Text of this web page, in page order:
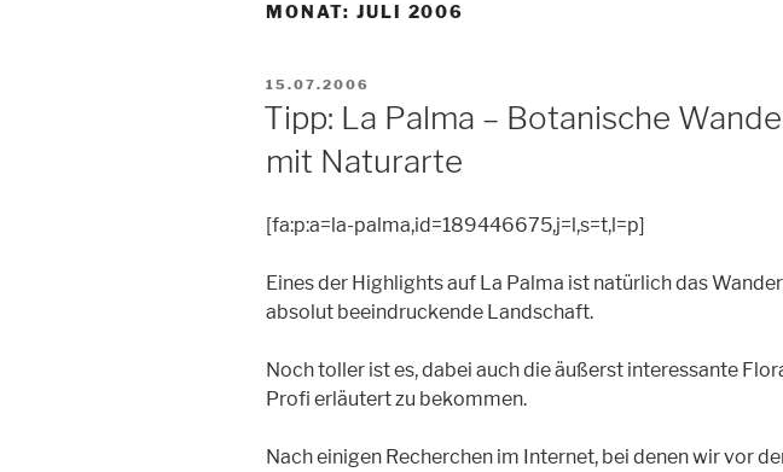
MONAT: JULI 2006
VERÖFFENTLICHT
15.07.2006
Tipp: La Palma – Botanische
mit Naturarte
[fa:p:a=la-palma,id=189446675,j=l,s=t,l=p]
Eines der Highlights auf La Palma ist natürlich das
absolut beeindruckende Landschaft.
Noch toller ist es, dabei auch die äußerst interessante
Profi erläutert zu bekommen.
Nach einigen Recherchen im Internet, bei denen wir vor